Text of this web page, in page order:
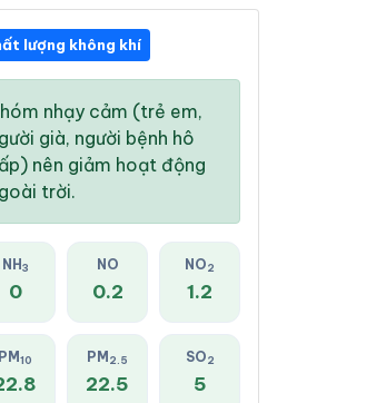
08:00 PM
30 °
36 °
Mây đen u ám
lượng không khí
nhạy cảm (trẻ em,
già, người bệnh hô
nên giảm hoạt động
trời.
NH 3
0
NO
0.2
NO2
1.2
PM 10 PM 2.5
22.5
SO2
5